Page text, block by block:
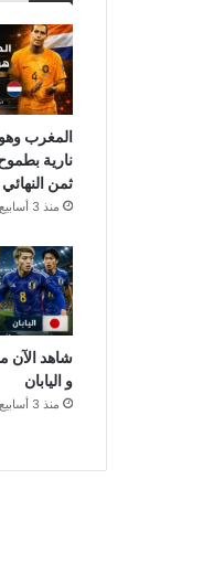
المغرب
نارية
ثمن النهائي
منذ 3 أسابيع
شاهد الآن
و اليابان
منذ 3 أسابيع